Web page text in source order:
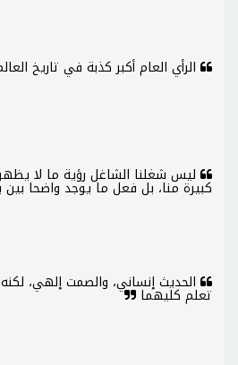
الرأي العام أكبر كذبة في تاريخ
ليس شغلنا الشاغل رؤية ما لا
كبيرة منا، بل فعل ما يوجد واضحا بين
الحديث إنساني، والصمت إلهي،
تعلم كليهما